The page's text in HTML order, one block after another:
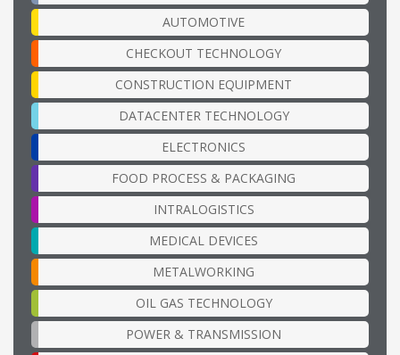
AUTOMOTIVE
CHECKOUT TECHNOLOGY
CONSTRUCTION EQUIPMENT
DATACENTER TECHNOLOGY
ELECTRONICS
FOOD PROCESS & PACKAGING
INTRALOGISTICS
MEDICAL DEVICES
METALWORKING
OIL GAS TECHNOLOGY
POWER & TRANSMISSION